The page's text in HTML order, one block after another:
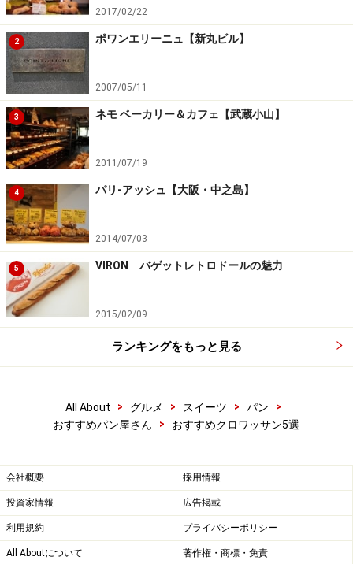
2017/02/22
2 ポワンエリーニュ【新丸ビル】
2007/05/11
3 ネモ ベーカリー＆カフェ【武蔵小山】
2011/07/19
4 パリ-アッシュ【大阪・中之島】
2014/07/03
5 VIRON バゲットレトロドールの魅力
2015/02/09
ランキングをもっと見る
All About > グルメ > スイーツ > パン
>
おすすめパン屋さん
> おすすめクロワッサン5選
会社概要 採用情報
投資家情報 広告掲載
利用規約 プライバシーポリシー
All Aboutについて 著作権・商標・免責